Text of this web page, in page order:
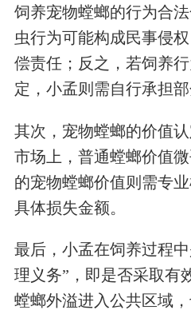
饲养宠物螳螂的行为合
虫行为可能构成民事侵
偿责任；反之，若饲养
定，小孟则需自行承担部
其次，宠物螳螂的价值
市场上，普通螳螂价值
的宠物螳螂价值则需专
具体损失金额。
最后，小孟在饲养过程
理义务”，即是否采取有
螳螂外溢进入公共区域